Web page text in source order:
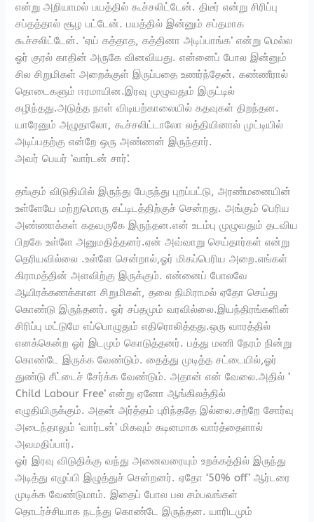
என்று அறியாமல் பயத்தில் கூச்சலிட்டேன். திடீர் என்று சிரிப்பு
சப்தத்தால் சூழ பட்டேன். பயத்தில் இன்னும் சப்தமாக
கூச்சலிட்டேன். ‘ஏய் கத்தாத, கத்தினா அடிப்பாங்க’ என்று மெல்ல
ஓர் குரல் காதின் அருகே வினவியது. என்னைப் போல இன்னும்
சில சிறுமிகள் அறைக்குள் இருப்பதை உணர்ந்தேன். கண்ணீரால்
தொடைகளும் ஈரமாயின.இரவு முழுவதும் இருட்டில்
கழிந்தது.அடுத்த நாள் விடியற்காலையில் கதவுகள் திறந்தன.
யாரேனும் அழுதாலோ, கூச்சலிட்டாலோ லத்தியினால் முட்டியில்
அடிப்பதற்கு என்றே ஒரு அண்ணன் இருந்தார்.
அவர் பெயர் ‘வார்டன் சார்’.
தங்கும் விடுதியில் இருந்து பேருந்து புறப்பட்டு, அரண்மனையின்
உள்ளேயே மற்றுமொரு கட்டிடத்திற்குச் சென்றது. அங்கும் பெரிய
அண்ணாக்கள் கதவருகே இருந்தன.என் உடம்பு முழுவதும் தடவிய
பிறகே உள்ளே அனுமதித்தனர்.ஏன் அவ்வாறு செய்தார்கள் என்று
தெரியவில்லை .உள்ளே சென்றால்,ஓர் மிகப்பெரிய அறை.எங்கள்
கிராமத்தின் அளவிற்கு இருக்கும். என்னைப் போலவே
ஆயிரக்கணக்கான சிறுமிகள், தலை நிமிராமல் ஏதோ செய்து
கொண்டு இருந்தனர். ஓர் சப்தமும் வரவில்லை.இயந்திரங்களின்
சிரிப்பு மட்டுமே எப்பொழுதும் எதிரொலித்தது.ஒரு வாரத்தில்
எனக்கென்ற ஓர் இடமும் கொடுத்தனர். பத்து மணி நேரம் நின்று
கொண்டே இருக்க வேண்டும். தைத்து முடித்த சட்டையில்,ஓர்
துண்டு சீட்டைச் சேர்க்க வேண்டும். அதான் என் வேலை.அதில் ‘
Child Labour Free’ என்று ஏனோ ஆங்கிலத்தில்
எழுதியிருக்கும். அதன் அர்த்தம் புரிந்ததே இல்லை.சற்றே சோர்வு
அடைந்தாலும் ‘வார்டன்’ மிகவும் கடினமாக வார்த்தைளால்
அவமதிப்பார்.
ஓர் இரவு விடுதிக்கு வந்து அனைவரையும் உறக்கத்தில் இருந்து
அடித்து எழுப்பி இழுத்துச் சென்றனர். ஏதோ ‘50% off’ ஆர்டரை
முடிக்க வேண்டுமாம். இதைப் போல பல சம்பவங்கள்
தொடர்ச்சியாக நடந்து கொண்டே இருந்தன. யாரிடமும்